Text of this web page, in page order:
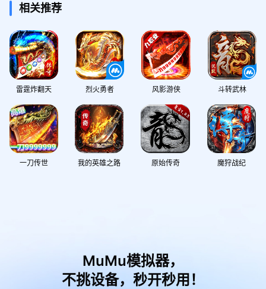
相关推荐
雷霆炸翻天 烈火勇者 风影游侠 斗转武林
一刀传世 我的英雄之路 原始传奇 魔狩战纪
MuMu模拟器，
不挑设备，秒开秒用！